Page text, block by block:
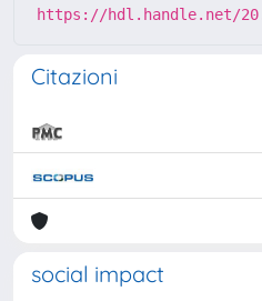
https://hdl.handle.net/
Citazioni
social impact